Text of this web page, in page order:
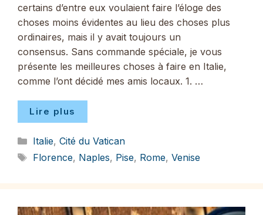
certains d’entre eux voulaient faire l’éloge des
choses moins évidentes au lieu des choses plus
ordinaires, mais il y avait toujours un
consensus. Sans commande spéciale, je vous
présente les meilleures choses à faire en Italie,
comme l’ont décidé mes amis locaux. 1. …
Lire plus
Catégories
Italie, Cité du Vatican
Étiquettes
Florence, Naples, Pise, Rome, Venise